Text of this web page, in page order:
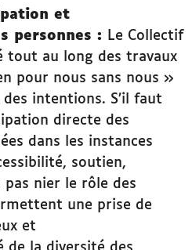
et
personnes : Le Collectif
tout au long des travaux
pour nous sans nous »
intentions. S’il faut
directe des
dans les instances
soutien,
nier le rôle des
une prise de
et